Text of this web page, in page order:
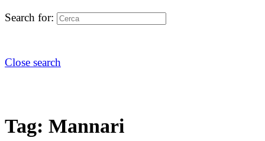
Search for:
Close search
Tag: Mannari